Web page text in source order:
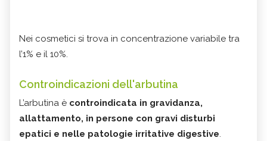
Nei cosmetici si trova in concentrazione variabile tra
l’1% e il 10%.
Controindicazioni dell'arbutina
L’arbutina è controindicata in gravidanza,
allattamento, in persone con gravi disturbi
epatici e nelle patologie irritative digestive.